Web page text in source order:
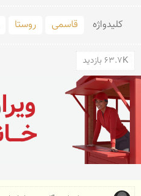
کلید‌واژه قاسمی روستا
63.7K بازدید